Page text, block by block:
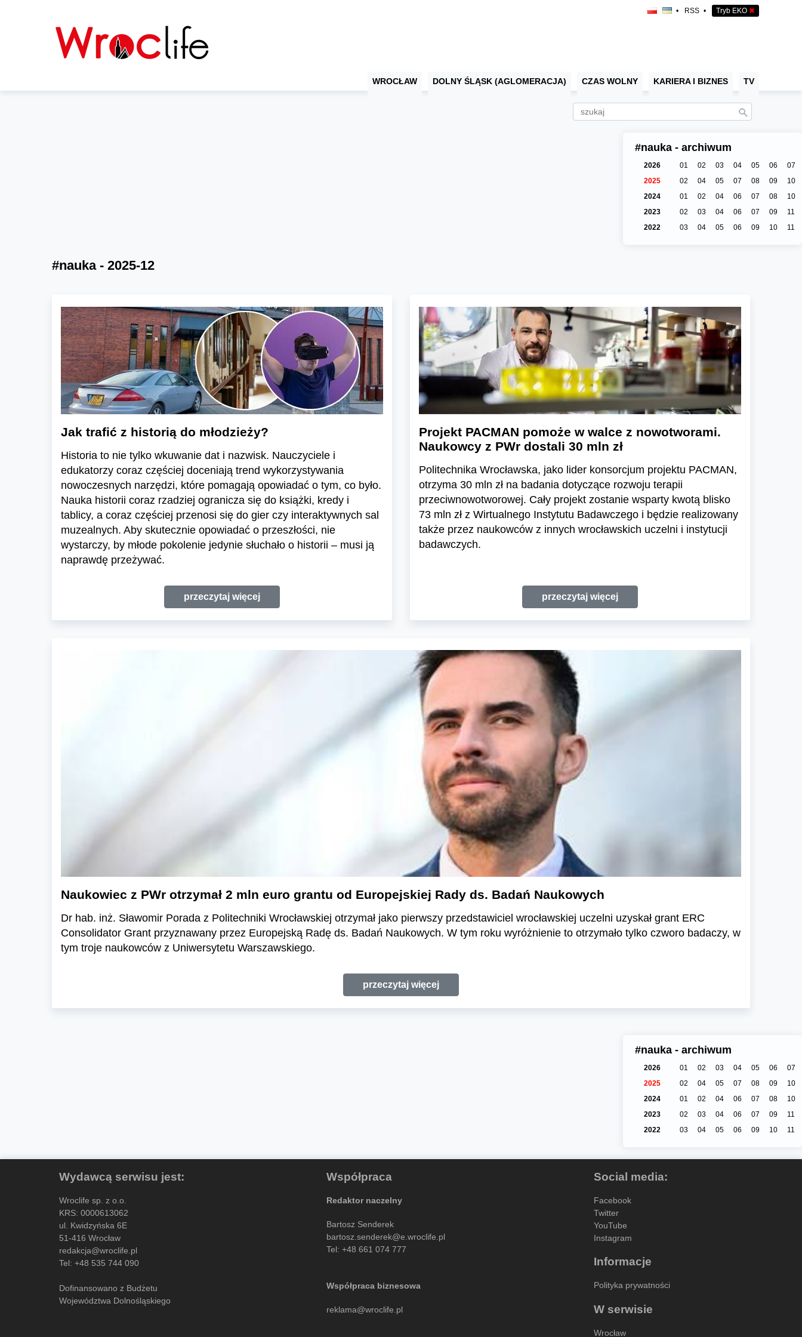
• RSS • Tryb EKO ✖
WROCŁAW DOLNY ŚLĄSK (AGLOMERACJA) CZAS WOLNY KARIERA I BIZNES TV
#nauka - archiwum
2026 01 02 03 04 05 06
07
2025
02 04 05 07 08 09
10
2024
01 02 04 06 07 08
10
2023
02 03 04 06 07 09
11
2022
03 04 05 06 09 10 11
#nauka - 2025-12
Jak trafić z historią do młodzieży?
Historia to nie tylko wkuwanie dat i nazwisk. Nauczyciele i
edukatorzy coraz częściej doceniają trend wykorzystywania
nowoczesnych narzędzi, które pomagają opowiadać o tym, co było.
Nauka historii coraz rzadziej ogranicza się do książki, kredy i
tablicy, a coraz częściej przenosi się do gier czy interaktywnych sal
muzealnych. Aby skutecznie opowiadać o przeszłości, nie
wystarczy, by młode pokolenie jedynie słuchało o historii – musi ją
naprawdę przeżywać.
przeczytaj więcej
Projekt PACMAN pomoże w walce z nowotworami.
Naukowcy z PWr dostali 30 mln zł
Politechnika Wrocławska, jako lider konsorcjum projektu PACMAN,
otrzyma 30 mln zł na badania dotyczące rozwoju terapii
przeciwnowotworowej. Cały projekt zostanie wsparty kwotą blisko
73 mln zł z Wirtualnego Instytutu Badawczego i będzie realizowany
także przez naukowców z innych wrocławskich uczelni i instytucji
badawczych.
przeczytaj więcej
Naukowiec z PWr otrzymał 2 mln euro grantu od Europejskiej Rady ds. Badań Naukowych
Dr hab. inż. Sławomir Porada z Politechniki Wrocławskiej otrzymał jako pierwszy przedstawiciel wrocławskiej uczelni uzyskał grant ERC
Consolidator Grant przyznawany przez Europejską Radę ds. Badań Naukowych. W tym roku wyróżnienie to otrzymało tylko czworo badaczy, w
tym troje naukowców z Uniwersytetu Warszawskiego.
przeczytaj więcej
#nauka - archiwum
2026 01 02 03 04 05 06
07
2025
02 04 05 07 08 09
10
2024
01 02 04 06 07 08
10
2023
02 03 04 06 07 09
11
2022
03 04 05 06 09 10 11
Wydawcą serwisu jest:
Wroclife sp. z o.o.
KRS: 0000613062
ul. Kwidzyńska 6E
51-416 Wrocław
redakcja@wroclife.pl
Tel: +48 535 744 090
Dofinansowano z Budżetu
Województwa Dolnośląskiego
Współpraca
Redaktor naczelny
Bartosz Senderek
bartosz.senderek@e.wroclife.pl
Tel: +48 661 074 777
Współpraca biznesowa
reklama@wroclife.pl
Social media:
Facebook
Twitter
YouTube
Instagram
Informacje
Polityka prywatności
W serwisie
Wrocław